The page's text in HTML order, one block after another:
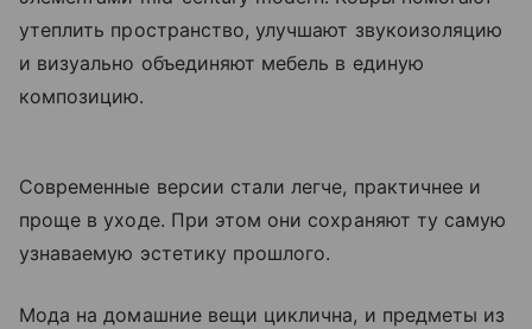
утеплить пространство, улучшают звукоизоляцию
и визуально объединяют мебель в единую
композицию.
Современные версии стали легче, практичнее и
проще в уходе. При этом они сохраняют ту самую
узнаваемую эстетику прошлого.
Мода на домашние вещи циклична, и предметы из